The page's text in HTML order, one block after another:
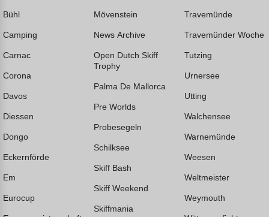
Bühl
Camping
Carnac
Corona
Davos
Diessen
Dongo
Eckernförde
Em
Eurocup
Mövenstein
News Archive
Open Dutch Skiff
Trophy
Palma De Mallorca
Pre Worlds
Probesegeln
Schilksee
Skiff Bash
Skiff Weekend
Skiffmania
Travemünde
Travemünder Woche
Tutzing
Urnersee
Utting
Walchensee
Warnemünde
Weesen
Weltmeister
Weymouth